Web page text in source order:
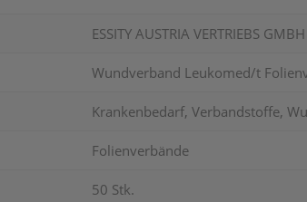
ESSITY AUSTRIA VERTRIEBS GMBH
Wundverband Leukomed/t
Krankenbedarf, Verbandstoffe,
Folienverbände
50 Stk.